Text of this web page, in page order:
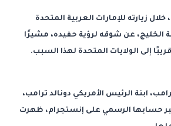
خلال زيارته للإمارات العربية المتحدة
عن شوقه لرؤية حفيده، مشيرًا
إلى الولايات المتحدة لهذا السبب.
ابنة الرئيس الأمريكي دونالد ترامب،
حسابها الرسمي على إنستجرام، ظهرت